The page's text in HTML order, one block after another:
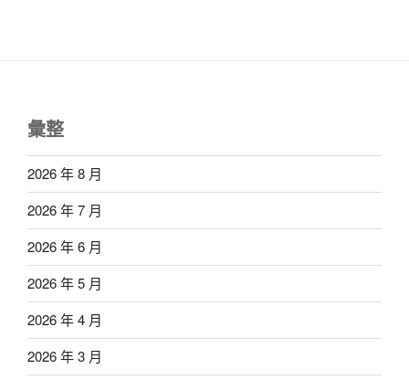
彙整
2026 年 8 月
2026 年 7 月
2026 年 6 月
2026 年 5 月
2026 年 4 月
2026 年 3 月